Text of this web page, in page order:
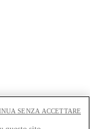
SENZA ACCETTARE